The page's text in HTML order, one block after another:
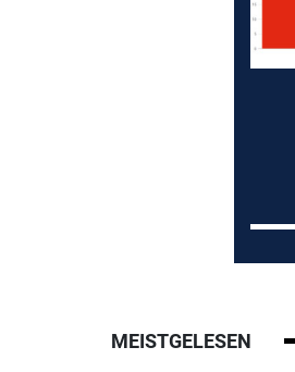
MEISTGELESEN